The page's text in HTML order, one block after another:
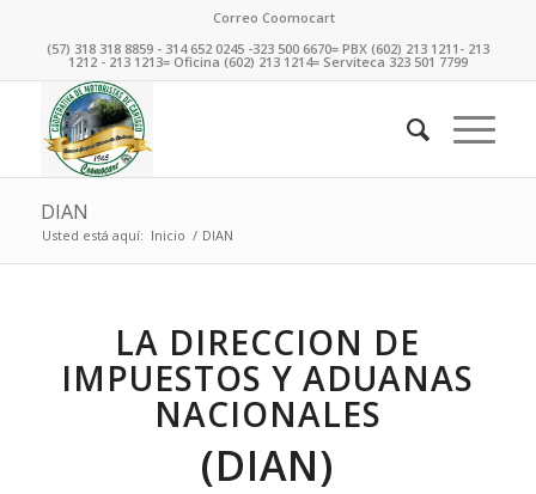
Correo Coomocart
(57) 318 318 8859 - 314 652 0245 -323 500 6670= PBX (602) 213 1211- 213
1212 - 213 1213= Oficina (602) 213 1214= Serviteca 323 501 7799
DIAN
Usted está aquí: Inicio / DIAN
LA DIRECCION DE
IMPUESTOS Y ADUANAS
NACIONALES
(DIAN)